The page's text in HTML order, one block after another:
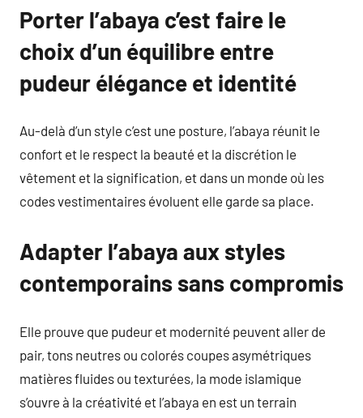
Porter l’abaya c’est faire le
choix d’un équilibre entre
pudeur élégance et identité
Au-delà d’un style c’est une posture, l’abaya réunit le
confort et le respect la beauté et la discrétion le
vêtement et la signification, et dans un monde où les
codes vestimentaires évoluent elle garde sa place.
Adapter l’abaya aux styles
contemporains sans compromis
Elle prouve que pudeur et modernité peuvent aller de
pair, tons neutres ou colorés coupes asymétriques
matières fluides ou texturées, la mode islamique
s’ouvre à la créativité et l’abaya en est un terrain